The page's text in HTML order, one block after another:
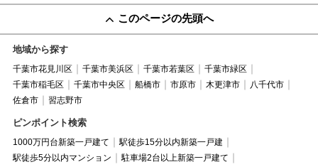
このページの先頭へ
地域から探す
千葉市花見川区 千葉市美浜区 千葉市若葉区
千葉市緑区
千葉市稲毛区
千葉市中央区 船橋市 市原市 木更津市
八千代市
佐倉市
習志野市
ピンポイント検索
1000万円台新築一戸建て
駅徒歩15分以内新築一戸建
駅徒歩5分以内マンション
駐車場2台以上新築一戸建て